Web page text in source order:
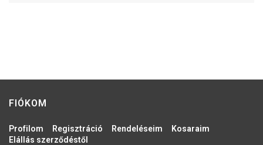
FIÓKOM
Profilom Regisztráció Rendeléseim
Kosaraim
Elállás szerződéstől